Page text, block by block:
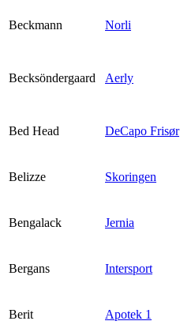
Beckmann Norli
Becksöndergaard Aerly
Bed Head DeCapo Frisør
Belizze Skoringen
Bengalack Jernia
Bergans Intersport
Berit Apotek 1